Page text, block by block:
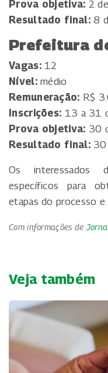
Prova objetiva: 2
Resultado final:8
Prefeitura
Vagas:12
Nível:médio
Remuneração: R$
Inscrições: 13 a 31
Prova objetiva: 30
Resultado final:30
Os interessados
específicos para
etapas do processo e
Com informações de
Veja também